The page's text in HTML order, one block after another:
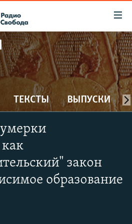
ТЕКСТЫ ВЫПУСКИ
закон
образование